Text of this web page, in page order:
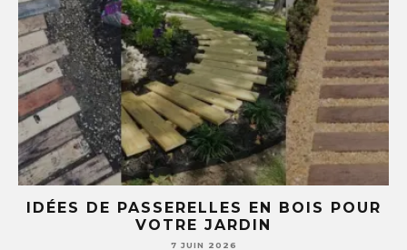
POUR
5 IDÉES DIY AVEC DES
SOUCOUPES (TU NE
JAMAIS TA VAISSELLE